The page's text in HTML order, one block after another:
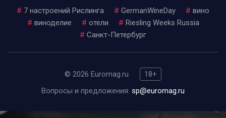
# 7 настроений Рислинга # GermanWineDay # вино
# виноделие # отели # Riesling Weeks Russia
# Санкт-Петербург
© 2026 Euromag.ru
18+
Вопросы и предложения: sp@euromag.ru